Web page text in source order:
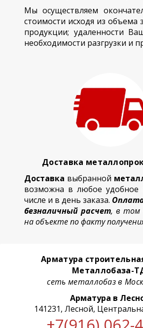
Мы осуществляем
стоимости исходя из объема
продукции; удаленности
необходимости разгрузки и
Доставка
Доставка выбранной
возможна в любое удобное
числе и в день заказа.
безналичный расчет, в том
на объекте по факту
Арматура
Металлобаза-
сеть металлобаз в
Арматура в
141231, Лесной,